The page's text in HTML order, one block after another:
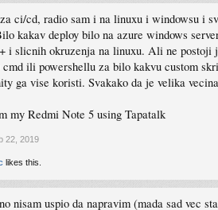
ci/cd, radio sam i na linuxu i windowsu i
kakav deploy bilo na azure windows
i slicnih okruzenja na linuxu. Ali ne postoji
cmd ili powershellu za bilo kakvu custom
ga vise koristi. Svakako da je velika
my Redmi Note 5 using Tapatalk
22, 2019
likes this.
nisam uspio da napravim (mada sad vec